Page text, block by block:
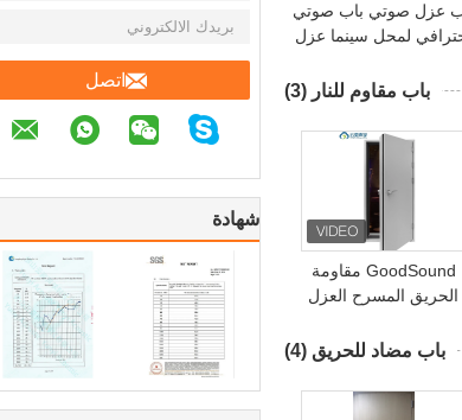
اتصل
شهادة
عزل صوتي باب صوتي
لمحل سينما عزل
باب مقاوم للنار (3)
GoodSound مقاومة
الحريق المسرح العزل
الصوتي
باب مضاد للحريق (4)